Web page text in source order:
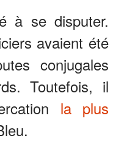
à se disputer.
avaient été
conjugales
Toutefois, il
la plus